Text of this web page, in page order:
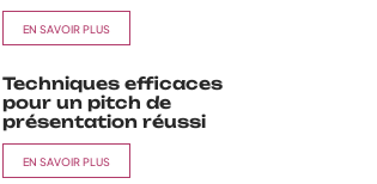
EN SAVOIR PLUS
Techniques efficaces
pour un pitch de
présentation réussi
EN SAVOIR PLUS